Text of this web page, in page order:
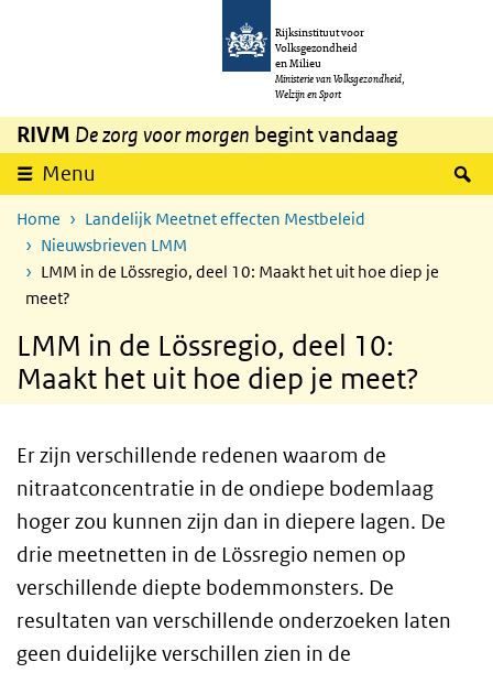
Overslaan en naar de inhoud gaan
Rijksinstituut voor
Volksgezondheid
en Milieu
Ministerie van Volksgezondheid,
Welzijn en Sport
RIVM De zorg voor morgen begint vandaag
Menu
Home
Landelijk Meetnet effecten Mestbeleid
Nieuwsbrieven LMM
LMM in de Lössregio, deel 10: Maakt het uit hoe diep je
meet?
LMM in de Lössregio, deel 10:
Maakt het uit hoe diep je meet?
Er zijn verschillende redenen waarom de
nitraatconcentratie in de ondiepe bodemlaag
hoger zou kunnen zijn dan in diepere lagen. De
drie meetnetten in de Lössregio nemen op
verschillende diepte bodemmonsters. De
resultaten van verschillende onderzoeken laten
geen duidelijke verschillen zien in de